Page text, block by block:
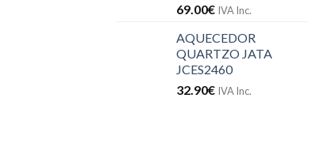
69.00€ IVA Inc.
AQUECEDOR
QUARTZO JATA
JCES2460
32.90€ IVA Inc.